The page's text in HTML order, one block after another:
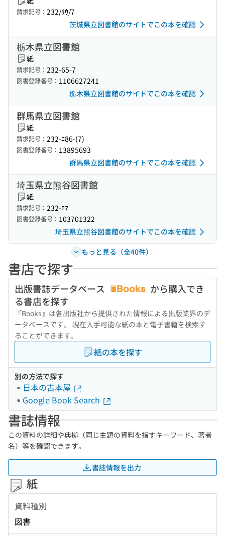
請求記号： 232/ﾘｳ/7
茨城県立図書館のサイトでこの本を確認
栃木県立図書館
紙
請求記号： 232-65-7
図書登録番号： 1106627241
栃木県立図書館のサイトでこの本を確認
群馬県立図書館
紙
請求記号： 232-ﾆ86-(7)
図書登録番号： 13895693
群馬県立図書館のサイトでこの本を確認
埼玉県立熊谷図書館
紙
請求記号： 232-ﾛﾏ
図書登録番号： 103701322
埼玉県立熊谷図書館のサイトでこの本を確認
もっと見る（全40件）
書店で探す
出版書誌データベース
から購入でき
る書店を探す
『Books』は各出版社から提供された情報による出版業界のデ
ータベースです。 現在入手可能な紙の本と電子書籍を検索す
ることができます。
紙の本を探す
別の方法で探す
日本の古本屋
Google Book Search
書誌情報
この資料の詳細や典拠（同じ主題の資料を指すキーワード、著者
名）等を確認できます。
書誌情報を出力
紙
資料種別
図書